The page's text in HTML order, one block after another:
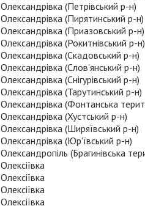
Олександрівка (Петрівський р-н)
Олександрівка (Пирятинський р-н)
Олександрівка (Приазовський р-н)
Олександрівка (Рокитнівський р-н)
Олександрівка (Скадовський р-н)
Олександрівка (Слов'янський р-н)
Олександрівка (Снігурівський р-н)
Олександрівка (Тарутинський р-н)
Олександрівка (Фонтанська
Олександрівка (Хустський р-н)
Олександрівка (Ширяївський р-н)
Олександрівка (Юр'ївський р-н)
Олександропіль (Брагинівська
Олексіївка
Олексіївка
Олексіївка
Олексіївка